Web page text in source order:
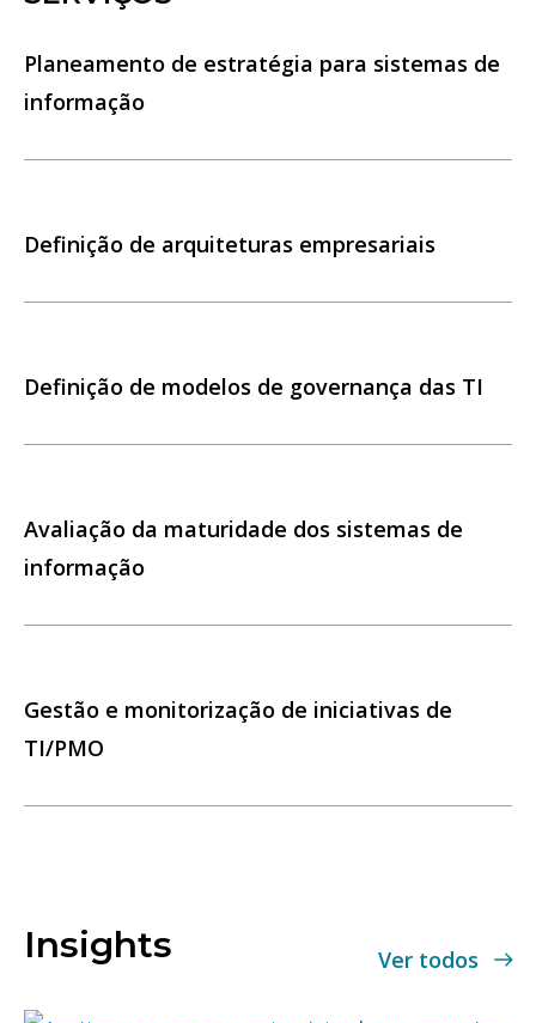
Planeamento de estratégia para sistemas de
informação
Definição de arquiteturas empresariais
Definição de modelos de governança das TI
Avaliação da maturidade dos sistemas de
informação
Gestão e monitorização de iniciativas de
TI/PMO
Insights Ver todos